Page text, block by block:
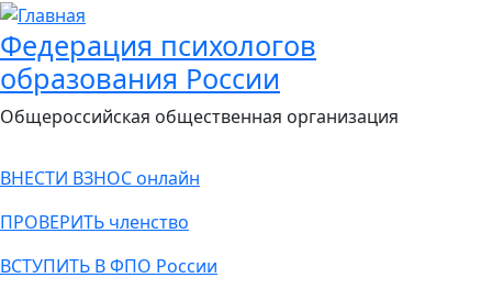
Федерация психологов
образования России
Общероссийская общественная организация
ВНЕСТИ ВЗНОС онлайн
ПРОВЕРИТЬ членство
ВСТУПИТЬ В ФПО России